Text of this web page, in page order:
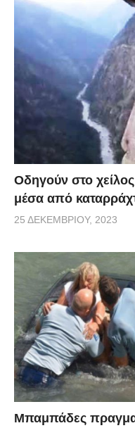
Οδηγούν στο
μέσα από
25 ΔΕΚΕΜΒΡΊΟΥ, 2023
Μπαμπάδες